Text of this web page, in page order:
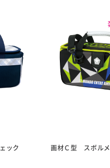
付け済み。
くい表面特殊加工。
約100×220ｍｍ
たパレットがセットされます。
（15号）、小（6号）の各1本
ック 画材Ｃ型 スボルメ